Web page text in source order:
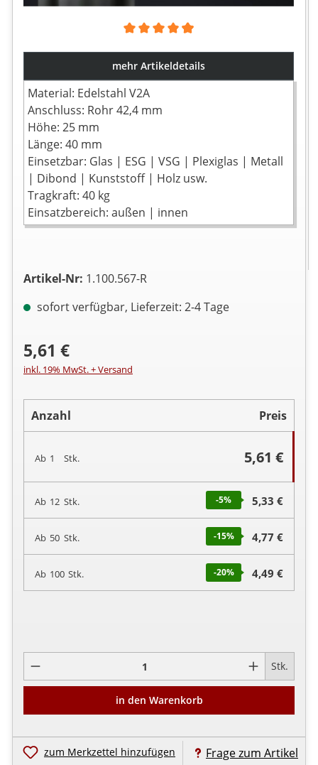
mehr Artikeldetails
Material: Edelstahl V2A
Anschluss: Rohr 42,4 mm
Höhe: 25 mm
Länge: 40 mm
Einsetzbar: Glas | ESG | VSG | Plexiglas | Metall
| Dibond | Kunststoff | Holz usw.
Tragkraft: 40 kg
Einsatzbereich: außen | innen
Artikel-Nr: 1.100.567-R
sofort verfügbar, Lieferzeit: 2-4 Tage
5,61 €
inkl. 19% MwSt. + Versand
Anzahl Preis
Ab 1 Stk. 5,61 €
Ab 12 Stk. -5% 5,33 €
Ab 50 Stk. -15% 4,77 €
Ab 100 Stk. -20% 4,49 €
Stk.
in den Warenkorb
zum Merkzettel hinzufügen Frage zum Artikel